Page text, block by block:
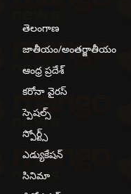
తెలంగాణ
జాతీయం/అంతర్జాతీయం
ఆంధ్ర ప్రదేశ్
కరోనా వైరస్
స్పెషల్స్
స్పోర్ట్స్
ఎడ్యుకేషన్
సినిమా